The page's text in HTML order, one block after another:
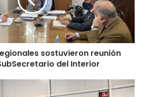
sostuvieron reunión
del Interior